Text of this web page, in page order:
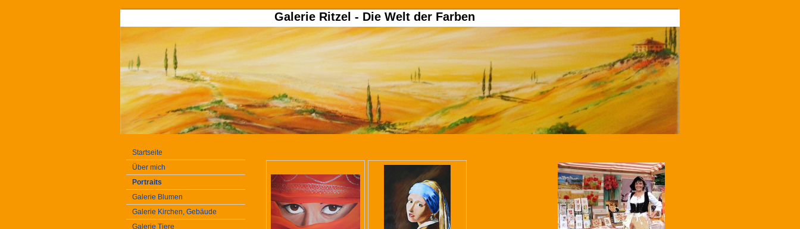
Galerie Ritzel - Die Welt der Farben
Startseite
Über mich
Portraits
Galerie Blumen
Galerie Kirchen, Gebäude
Galerie Tiere